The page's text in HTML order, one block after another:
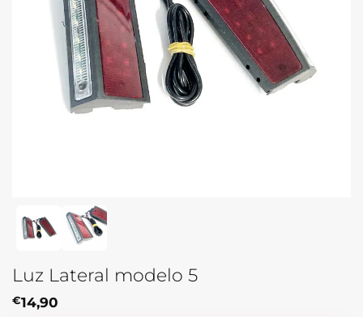
Luz Lateral modelo 5
€14,90